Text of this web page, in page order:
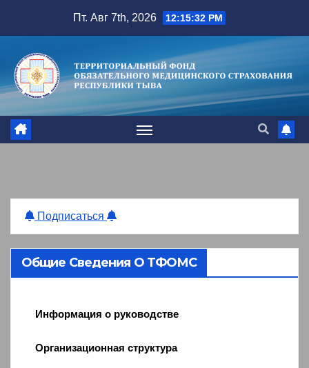
содержимому
Пт. Авг 7th, 2026 12:15:33 PM
Подписаться
Общие Сведения О ТФОМС
Информация о руководстве
Организационная структура